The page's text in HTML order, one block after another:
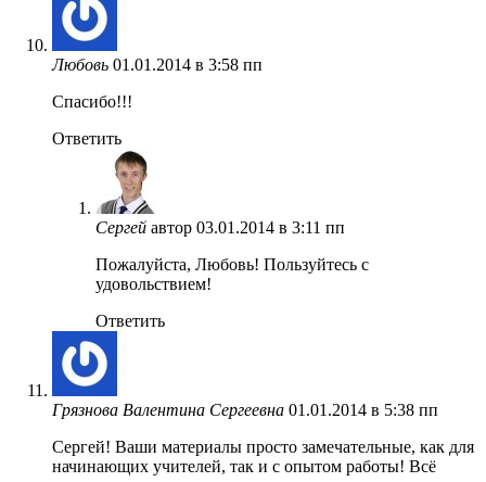
Любовь 01.01.2014 в 3:58 пп
Спасибо!!!
Ответить
Сергей автор 03.01.2014 в 3:11 пп
Пожалуйста, Любовь! Пользуйтесь с
удовольствием!
Ответить
Грязнова Валентина Сергеевна 01.01.2014 в 5:38 пп
Сергей! Ваши материалы просто замечательные, как для
начинающих учителей, так и с опытом работы! Всё